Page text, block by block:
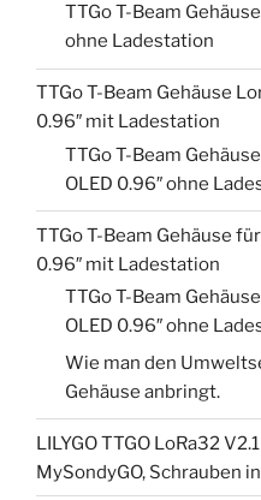
TTGo T-Beam
ohne Ladestation
TTGo T-Beam Gehäuse
0.96″ mit Ladestation
TTGo T-Beam
OLED 0.96″ ohne
TTGo T-Beam Gehäuse
0.96″ mit Ladestation
TTGo T-Beam
OLED 0.96″ ohne
Wie man den
Gehäuse anbringt.
LILYGO TTGO LoRa32
MySondyGO, Schrauben